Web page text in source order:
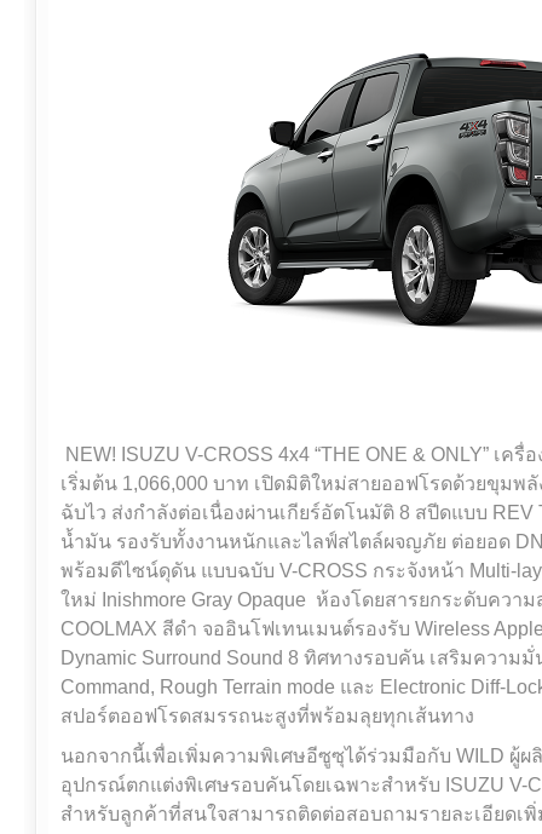
NEW! ISUZU V-CROSS 4x4 “THE ONE & ONLY” เค
เริ่มต้น 1,066,000 บาท เปิดมิติใหม่สายออฟโรดด้วยขุมพ
ฉับไว ส่งกำลังต่อเนื่องผ่านเกียร์อัตโนมัติ 8 สปีดแบบ
น้ำมัน รองรับทั้งงานหนักและไลฟ์สไตล์ผจญภัย ต่อยอด
พร้อมดีไซน์ดุดัน แบบฉบับ V-CROSS กระจังหน้า Multi-
ใหม่ Inishmore Gray Opaque ห้องโดยสารยกระดับควา
COOLMAX สีดำ จออินโฟเทนเมนต์รองรับ Wireless
Dynamic Surround Sound 8 ทิศทางรอบคัน เสริมความมั่
Command, Rough Terrain mode และ Electronic Diff-
สปอร์ตออฟโรดสมรรถนะสูงที่พร้อมลุยทุกเส้นทาง
นอกจากนี้เพื่อเพิ่มความพิเศษอีซูซุได้ร่วมมือกับ WILD ผู้
อุปกรณ์ตกแต่งพิเศษรอบคันโดยเฉพาะสำหรับ ISUZU V-
สำหรับลูกค้าที่สนใจสามารถติดต่อสอบถามรายละเอียดเ